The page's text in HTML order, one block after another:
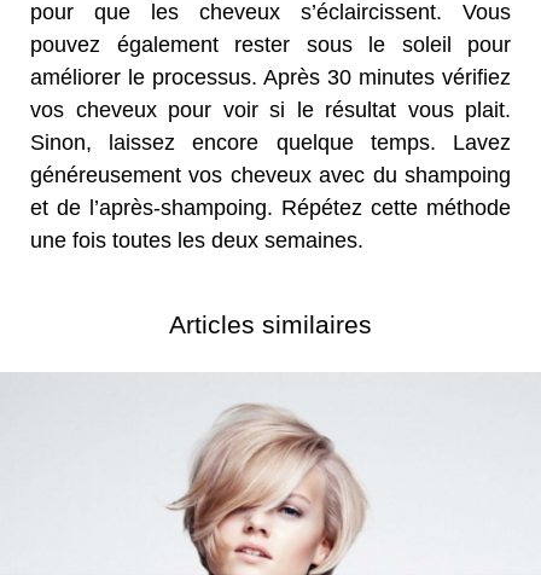
pour que les cheveux s’éclaircissent. Vous
pouvez également rester sous le soleil pour
améliorer le processus. Après 30 minutes vérifiez
vos cheveux pour voir si le résultat vous plait.
Sinon, laissez encore quelque temps. Lavez
généreusement vos cheveux avec du shampoing
et de l’après-shampoing. Répétez cette méthode
une fois toutes les deux semaines.
Articles similaires